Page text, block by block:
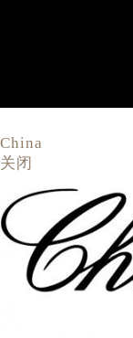
China
关闭